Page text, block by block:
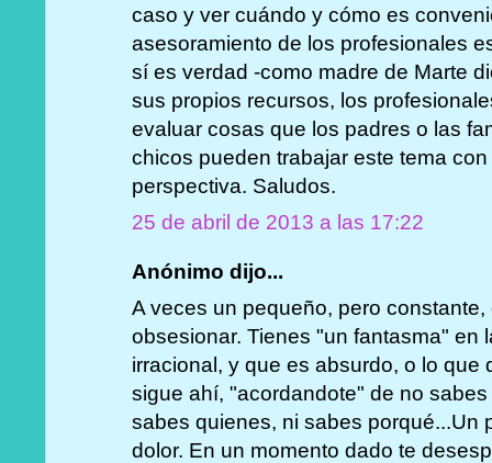
caso y ver cuándo y cómo es
asesoramiento de los profesionales
sí es verdad -como madre de Marte
sus propios recursos, los
evaluar cosas que los padres o las
chicos pueden trabajar este tema
perspectiva. Saludos.
25 de abril de 2013 a las 17:22
Anónimo dijo...
A veces un pequeño, pero
obsesionar. Tienes "un fantasma" en
irracional, y que es absurdo, o lo que
sigue ahí, "acordandote" de no
sabes quienes, ni sabes porqué...Un
dolor. En un momento dado te